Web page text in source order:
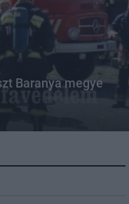
Baranya megye